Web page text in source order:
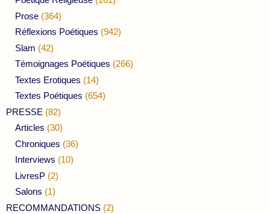
Prose (364)
Réflexions Poétiques (942)
Slam (42)
Témoignages Poétiques (266)
Textes Erotiques (14)
Textes Poétiques (654)
PRESSE (82)
Articles (30)
Chroniques (36)
Interviews (10)
LivresP (2)
Salons (1)
RECOMMANDATIONS (2)